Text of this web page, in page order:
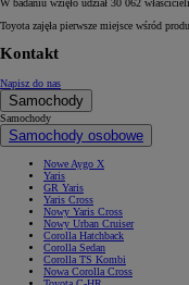
W badaniu wzięło udział 30 062
Toyota zajęła pierwsze miejsce wśród
Kontakt
Napisz do nas
Samochody
Samochody
Samochody osobowe
Nowe Aygo X
Yaris
GR Yaris
Yaris Cross
Nowy Yaris Cross
Nowy Urban Cruiser
Corolla Hatchback
Corolla Sedan
Corolla TS Kombi
Nowa Corolla Cross